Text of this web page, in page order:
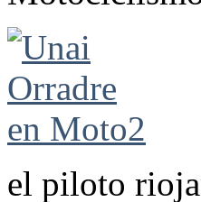
el piloto